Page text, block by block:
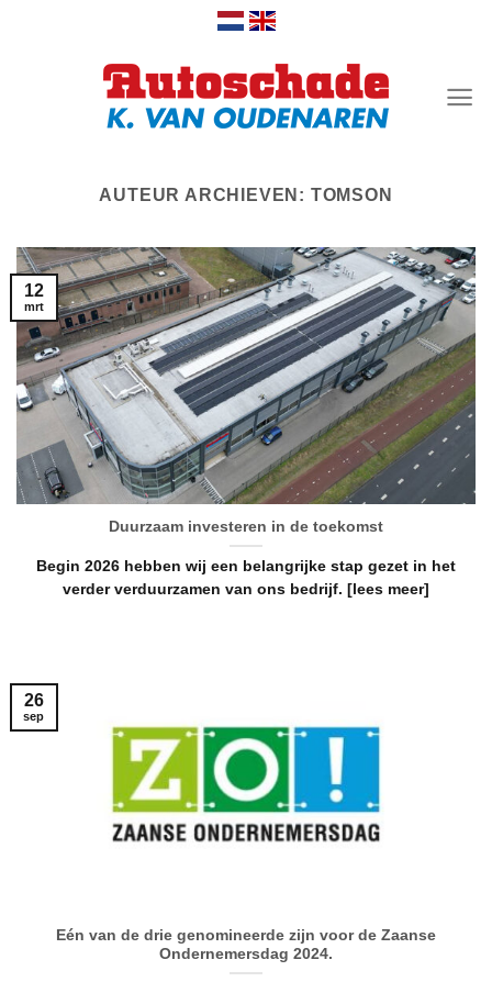
AUTEUR ARCHIEVEN: TOMSON
Duurzaam investeren in de toekomst
Begin 2026 hebben wij een belangrijke stap gezet in het
verder verduurzamen van ons bedrijf. [lees meer]
12
mrt
Eén van de drie genomineerde zijn voor de Zaanse
Ondernemersdag 2024.
26
sep